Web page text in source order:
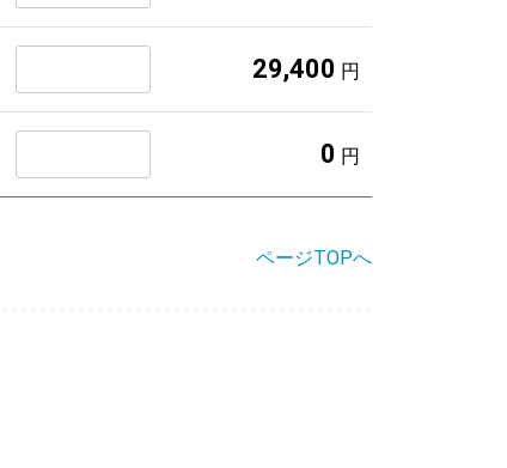
29,400 円
0 円
ページTOPへ